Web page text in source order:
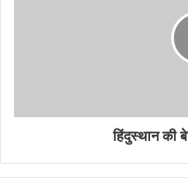
हिंदुस्थान की